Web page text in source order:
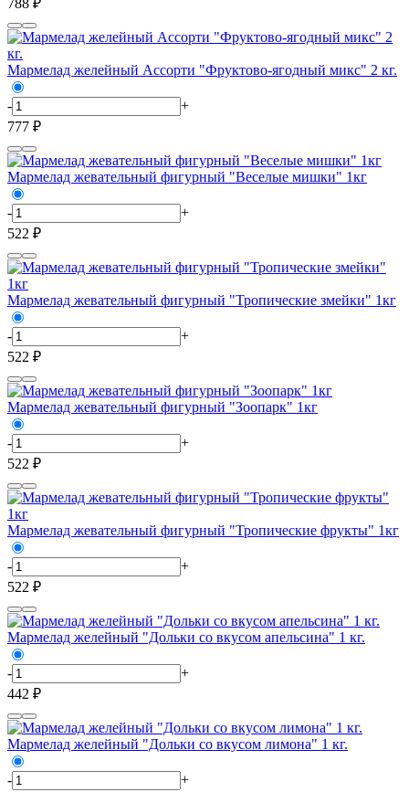
788 ₽
Мармелад желейный Ассорти "Фруктово-ягодный микс" 2 кг.
-
+
777 ₽
Мармелад жевательный фигурный "Веселые мишки" 1кг
-
+
522 ₽
Мармелад жевательный фигурный "Тропические змейки" 1кг
-
+
522 ₽
Мармелад жевательный фигурный "Зоопарк" 1кг
-
+
522 ₽
Мармелад жевательный фигурный "Тропические фрукты" 1кг
-
+
522 ₽
Мармелад желейный "Дольки со вкусом апельсина" 1 кг.
-
+
442 ₽
Мармелад желейный "Дольки со вкусом лимона" 1 кг.
-
+